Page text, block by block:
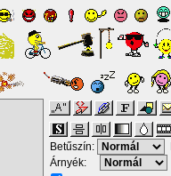
Betűszín:
Árnyék: